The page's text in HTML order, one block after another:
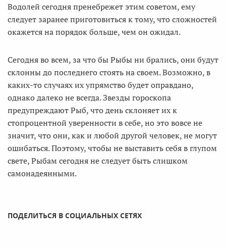
Водолей сегодня пренебрежет этим советом, ему
следует заранее приготовиться к тому, что сложностей
окажется на порядок больше, чем он ожидал.
Сегодня во всем, за что бы Рыбы ни брались, они будут
склонны до последнего стоять на своем. Возможно, в
каких-то случаях их упрямство будет оправдано,
однако далеко не всегда. Звезды гороскопа
предупреждают Рыб, что день склоняет их к
стопроцентной уверенности в себе, но это вовсе не
значит, что они, как и любой другой человек, не могут
ошибаться. Поэтому, чтобы не выставить себя в глупом
свете, Рыбам сегодня не следует быть слишком
самонадеянными.
ПОДЕЛИТЬСЯ В СОЦИАЛЬНЫХ СЕТЯХ